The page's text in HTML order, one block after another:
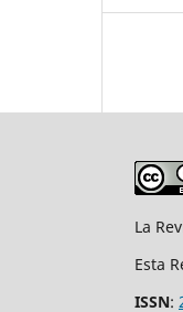
La
Esta
ISSN: